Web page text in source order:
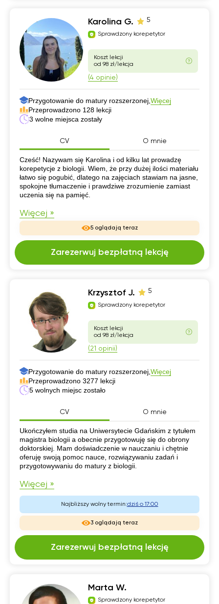
Karolina G. 5
Sprawdzony korepetytor
Koszt lekcji
od 98 zł/lekcja
(4 opinie)
Przygotowanie do matury rozszerzonej, Więcej
Przeprowadzono 128 lekcji
3 wolne miejsca zostały
CV O mnie
CV
Cześć! Nazywam się Karolina i od kilku lat prowadzę
korepetycje z biologii. Wiem, że przy dużej ilości materiału
łatwo się pogubić, dlatego na zajęciach stawiam na jasne,
spokojne tłumaczenie i prawdziwe zrozumienie zamiast
uczenia się na pamięć.
Więcej »
5 oglądają teraz
Zarezerwuj bezpłatną lekcję
Krzysztof J. 5
Sprawdzony korepetytor
Koszt lekcji
od 98 zł/lekcja
(21 opinii)
Przygotowanie do matury rozszerzonej, Więcej
Przeprowadzono 3277 lekcji
5 wolnych miejsc zostało
CV O mnie
CV
Ukończyłem studia na Uniwersytecie Gdańskim z tytułem
magistra biologii a obecnie przygotowuję się do obrony
doktorskiej. Mam doświadczenie w nauczaniu i chętnie
oferuję swoją pomoc nauce, rozwiązywaniu zadań i
przygotowywaniu do matury z biologii.
Więcej »
Najbliższy wolny termin:dziś o 17:00
3 oglądają teraz
Zarezerwuj bezpłatną lekcję
Marta W.
Sprawdzony korepetytor